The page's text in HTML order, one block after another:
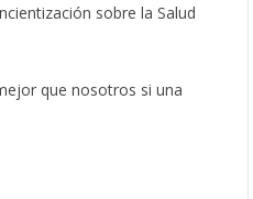
sobre la Salud
que nosotros si una